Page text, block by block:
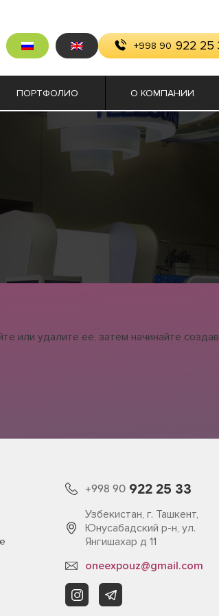
+998 90 922 25
ПОРТФОЛИО О КОМПАНИИ
или удалите ее, затем начинайте
+998 90 922 25 33
Узбекистан, г. Ташкент,
Юнусабадский р-н, ул.
Янгишахар д 11
oneexpouz@gmail.com